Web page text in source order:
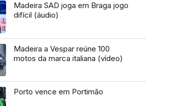
Madeira SAD joga em Braga jogo
difícil (áudio)
Madeira a Vespar reúne 100
motos da marca italiana (vídeo)
Porto vence em Portimão